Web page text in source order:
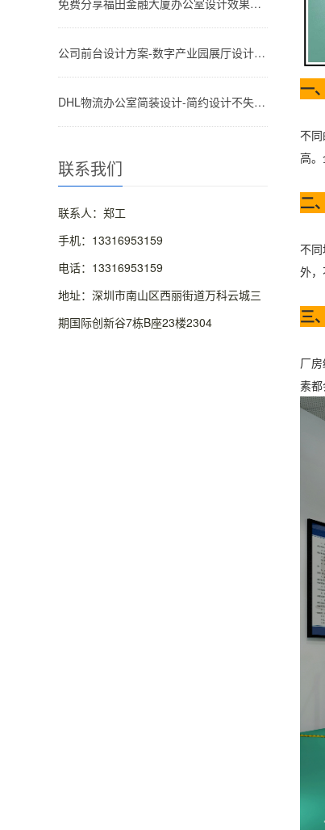
免费分享福田金融大厦办公室设计效果参考图-文丰装饰公司
公司前台设计方案-数字产业园展厅设计效果图方案-深圳文丰装饰
DHL物流办公室简装设计-简约设计不失高级感的效果图-深圳文丰装饰
联系我们
联系人：郑工
手机：13316953159
电话：13316953159
地址：深圳市南山区西丽街道万科云城三
期国际创新谷7栋B座23楼2304
一
不
高
二
不
外
三
厂
素都